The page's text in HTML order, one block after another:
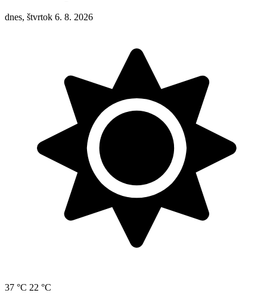
dnes, štvrtok 6. 8. 2026
37 °C 22 °C